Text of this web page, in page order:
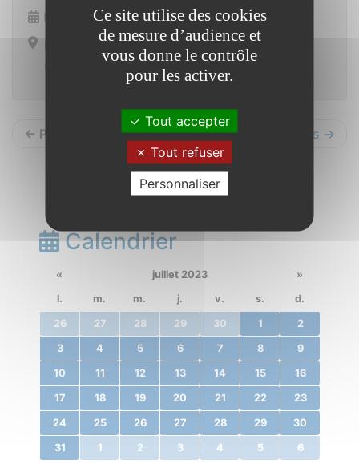
Dimanche 8 octobre 2023
Ensemble polyvalent
← Précédents Suivants →
Calendrier
« juillet 2023
»
l.
m. m. j. v. s. d.
26 27 28 29 30 1 2
3 4 5 6 7 8 9
10 11 12 13 14 15 16
17 18 19 20 21 22 23
24 25 26 27 28 29 30
31 1 2 3 4 5 6
Ce site utilise des cookies
de mesure d’audience et
vous donne le contrôle
pour les activer.
Tout accepter
Tout refuser
Personnaliser